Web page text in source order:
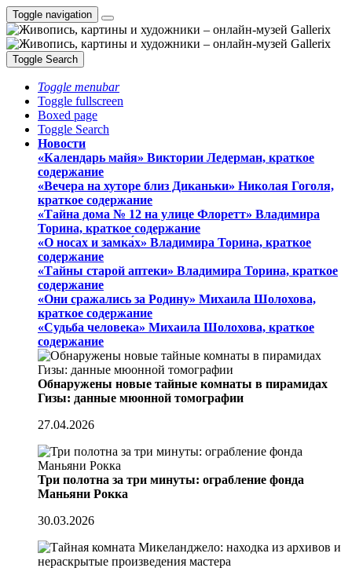
Toggle navigation
Toggle Search
Toggle menubar
Toggle fullscreen
Boxed page
Toggle Search
Новости
«Календарь майя» Виктории Ледерман, краткое
содержание
«Вечера на хуторе близ Диканьки» Николая Гоголя,
краткое содержание
«Тайна дома № 12 на улице Флоретт» Владимира
Торина, краткое содержание
«О носах и замка́х» Владимира Торина, краткое
содержание
«Тайны старой аптеки» Владимира Торина, краткое
содержание
«Они сражались за Родину» Михаила Шолохова,
краткое содержание
«Судьба человека» Михаила Шолохова, краткое
содержание
Обнаружены новые тайные комнаты в пирамидах
Гизы: данные мюонной томографии
27.04.2026
Три полотна за три минуты: ограбление фонда
Маньяни Рокка
30.03.2026